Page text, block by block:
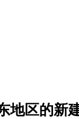
地区的新